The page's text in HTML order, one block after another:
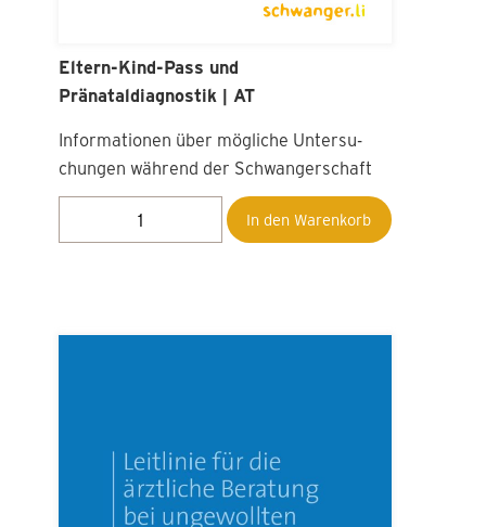
Eltern-Kind-Pass und
Pränataldiagnostik | AT
Informationen über mögliche Unter­su­
chungen während der Schwangerschaft
In den Warenkorb